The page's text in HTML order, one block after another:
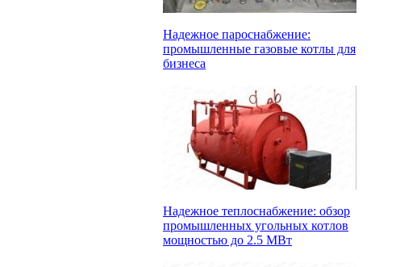
Надежное пароснабжение:
промышленные газовые котлы для
бизнеса
Надежное теплоснабжение: обзор
промышленных угольных котлов
мощностью до 2.5 МВт